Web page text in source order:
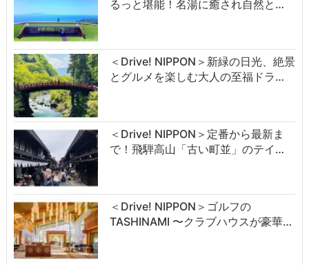
るっと堪能！名湯に癒され自然と…
＜Drive! NIPPON＞新緑の日光、絶景
とグルメを楽しむ大人の至福ドラ…
＜Drive! NIPPON＞定番から最新ま
で！飛騨高山「古い町並」のテイ…
＜Drive! NIPPON＞ゴルフの
TASHINAMI 〜クラブハウスが豪華…